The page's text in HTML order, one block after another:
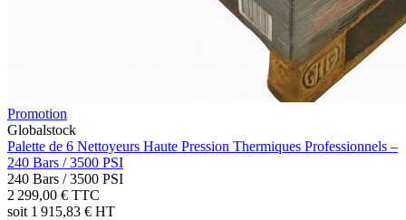
Promotion
Globalstock
Palette de 6 Nettoyeurs Haute Pression Thermiques Professionnels –
240 Bars / 3500 PSI
240 Bars / 3500 PSI
2 299,00 € TTC
soit 1 915,83 € HT